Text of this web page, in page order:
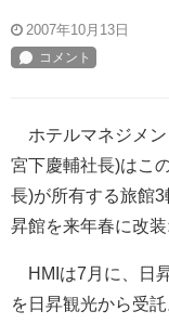
2007年10月13日
ホテルマネジメン
宮下慶輔社長)はこ
長)が所有する旅館
昇館を来年春に改
HMIは7月に、日
を日昇観光から受